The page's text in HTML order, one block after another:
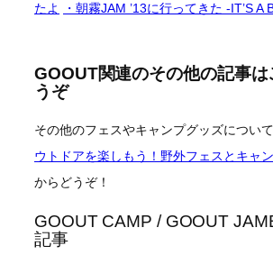
たよ
・朝霧JAM ’13に行ってきた -IT’S A
GOOUT関連のその他の記事は
うぞ
その他のフェスやキャンプグッズについ
ウトドアを楽しもう！野外フェスとキャ
からどうぞ！
GOOUT CAMP / GOOUT
記事